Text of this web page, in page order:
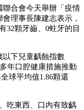
合會今天舉辦「疫情
理事長陳建志表示，
32顆牙齒、0蛀牙的目
以下兒童齲蝕指數
年口腔健康措施推動
球平均值1.86顆還
吃東西、口內有致齲